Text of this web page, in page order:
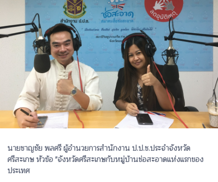
นายชาญชัย พลศรี ผู้อำนวยการสำนักงาน ป.ป.ช.ประจำจังหวัด
ศรีสะเกษ หัวข้อ "จังหวัดศรีสะเกษกับหมู่บ้านช่อสะอาดแห่งแรกของ
ประเทศ